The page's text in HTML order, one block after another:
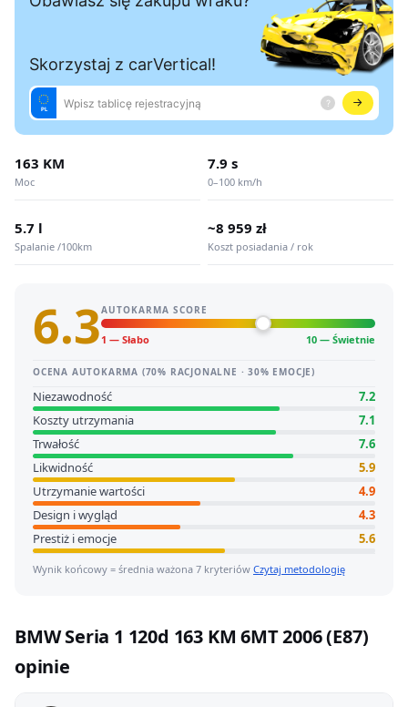
163 KM
Moc
7.9 s
0–100 km/h
5.7 l
Spalanie /100km
~8 959 zł
Koszt posiadania / rok
6.3AUTOKARMA SCORE
1 — Słabo 10 — Świetnie
OCENA AUTOKARMA (70% RACJONALNE · 30% EMOCJE)
Niezawodność
7.2
Koszty utrzymania
7.1
Trwałość
7.6
Likwidność
5.9
Utrzymanie wartości
4.9
Design i wygląd
4.3
Prestiż i emocje
5.6
Wynik końcowy = średnia ważona 7 kryteriów Czytaj metodologię
BMW Seria 1 120d 163 KM 6MT 2006 (E87)
opinie